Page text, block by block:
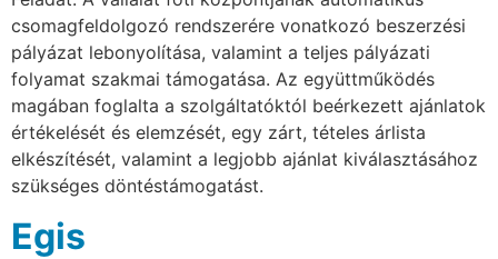
csomagfeldolgozó rendszerére vonatkozó beszerzési
pályázat lebonyolítása, valamint a teljes pályázati
folyamat szakmai támogatása. Az együttműködés
magában foglalta a szolgáltatóktól beérkezett ajánlatok
értékelését és elemzését, egy zárt, tételes árlista
elkészítését, valamint a legjobb ajánlat kiválasztásához
szükséges döntéstámogatást.
Egis